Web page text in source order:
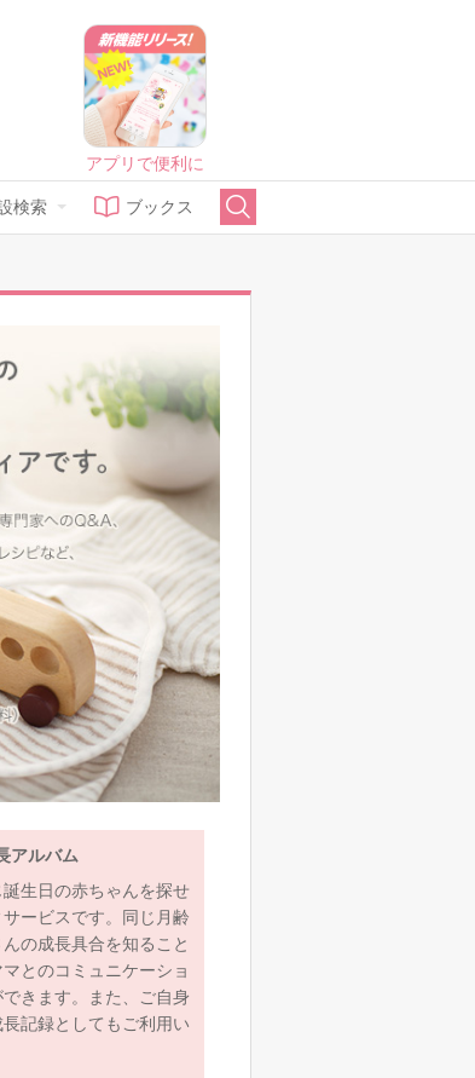
アプリで便利に
検索 ブックス
アルバム
生日の赤ちゃんを探せ
ービスです。同じ月齢
の成長具合を知ること
とのコミュニケーショ
きます。また、ご自身
記録としてもご利用い